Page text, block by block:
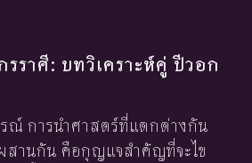
ราศี: บทวิเคราะห์คู่ ปีวอก
ณ์ การนำศาสตร์ที่แตกต่างกัน
สานกัน คือกุญแจสำคัญที่จะไข